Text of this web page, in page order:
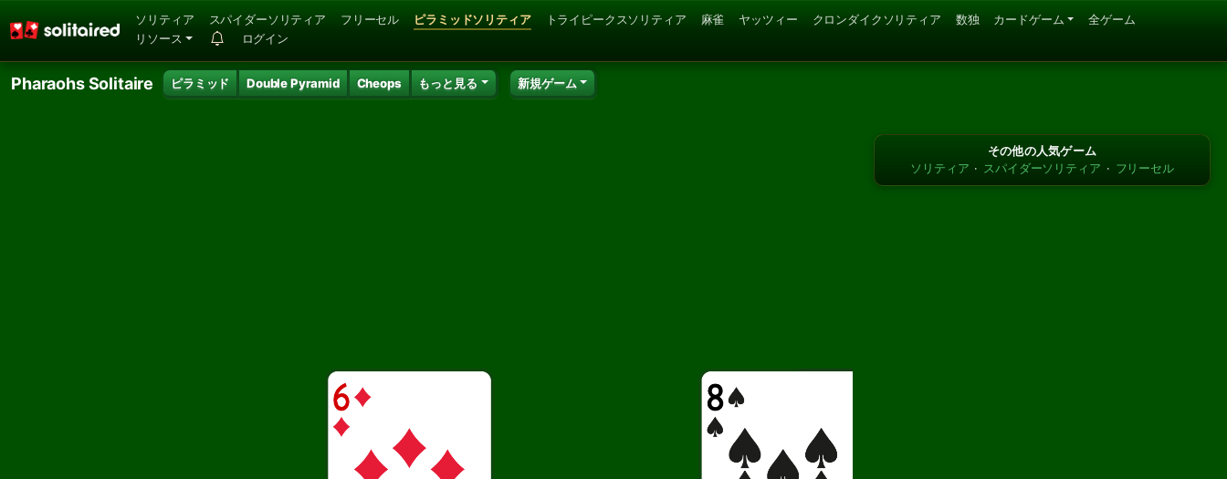
ソリティア スパイダーソリティア フリーセル ピラミッドソリティア トライピークスソリティア 麻雀 ヤッツィー クロンダイクソリティア 数独 カードゲーム
全ゲーム
リソース
ログイン
Pharaohs Solitaire ピラミッド Double Pyramid Cheops もっと見る 新規ゲーム
その他の人気ゲーム
ソリティア · スパイダーソリティア · フリーセル